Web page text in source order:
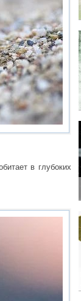
в глубоких